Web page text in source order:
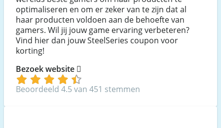
optimaliseren en om er zeker van te zijn dat al
haar producten voldoen aan de behoefte van
gamers. Wil jij jouw game ervaring verbeteren?
Vind hier dan jouw SteelSeries coupon voor
korting!
Bezoek website
Beoordeeld 4.5 van 451 stemmen